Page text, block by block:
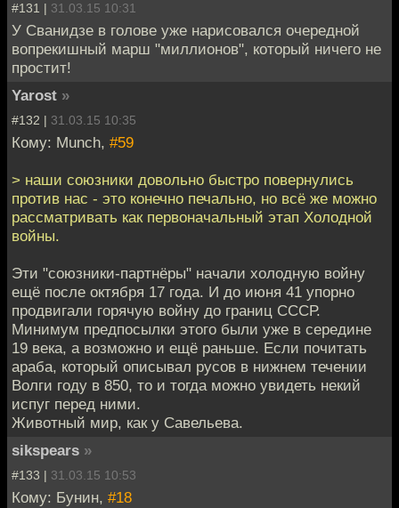
#131 | 31.03.15 10:31
У Сванидзе в голове уже нарисовался очередной
вопрекишный марш "миллионов", который ничего не
простит!
Yarost »
#132 | 31.03.15 10:35
Кому: Munch, #59
> наши союзники довольно быстро повернулись
против нас - это конечно печально, но всё же можно
рассматривать как первоначальный этап Холодной
войны.
Эти "союзники-партнёры" начали холодную войну
ещё после октября 17 года. И до июня 41 упорно
продвигали горячую войну до границ СССР.
Минимум предпосылки этого были уже в середине
19 века, а возможно и ещё раньше. Если почитать
араба, который описывал русов в нижнем течении
Волги году в 850, то и тогда можно увидеть некий
испуг перед ними.
Животный мир, как у Савельева.
sikspears »
#133 | 31.03.15 10:53
Кому: Бунин, #18